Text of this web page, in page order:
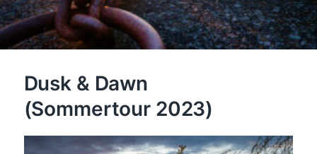
Dusk & Dawn
(Sommertour 2023)